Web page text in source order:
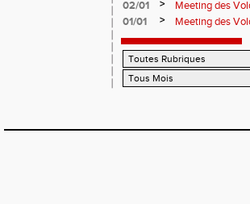
02/01
>
Meeting des
01/01
> Meeting des